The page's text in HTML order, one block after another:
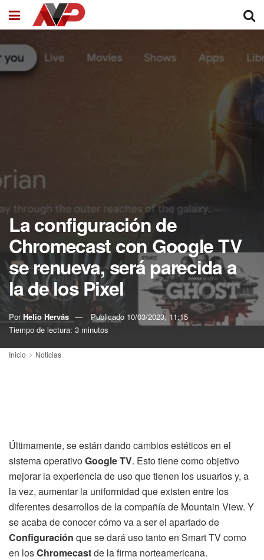
La configuración de
Chromecast con Google TV
se renueva, será parecida a
la de los Pixel
Por Helio Hervás Publicado 10/03/2023, 11:15
Tiempo de lectura: 3 minutos
Inicio Noticias
Últimamente, se están dando cambios estéticos en el
sistema operativoGoogle TV. Esto tiene como objetivo
mejorar la experiencia de uso que tienen los usuarios y, a
la vez, aumentar la uniformidad que existen entre los
diferentes desarrollos de la compañía de Mountain View. Y
se acaba de conocer cómo va a ser el apartado de
Configuración que se dará uso tanto en Smart TV como
en losChromecastde la firma norteamericana.